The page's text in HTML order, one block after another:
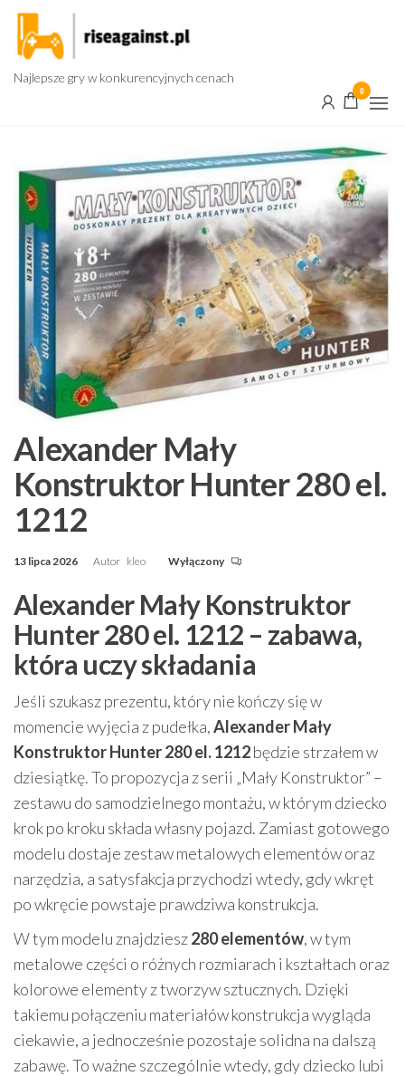
Przejdź
treści
Najlepsze gry w konkurencyjnych cenach
0
Alexander Mały
Konstruktor Hunter 280 el.
1212
13 lipca 2026 Autor kleo Wyłączony
Alexander Mały Konstruktor
Hunter 280 el. 1212 – zabawa,
która uczy składania
Jeśli szukasz prezentu, który nie kończy się w
momencie wyjęcia z pudełka,Alexander Mały
Konstruktor Hunter 280 el. 1212będzie strzałem w
dziesiątkę. To propozycja z serii „Mały Konstruktor” –
zestawu do samodzielnego montażu, w którym dziecko
krok po kroku składa własny pojazd. Zamiast gotowego
modelu dostaje zestaw metalowych elementów oraz
narzędzia, a satysfakcja przychodzi wtedy, gdy wkręt
po wkręcie powstaje prawdziwa konstrukcja.
W tym modelu znajdziesz280 elementów, w tym
metalowe części o różnych rozmiarach i kształtach oraz
kolorowe elementy z tworzyw sztucznych. Dzięki
takiemu połączeniu materiałów konstrukcja wygląda
ciekawie, a jednocześnie pozostaje solidna na dalszą
zabawę. To ważne szczególnie wtedy, gdy dziecko lubi